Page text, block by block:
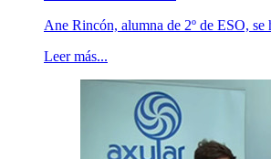
Ane Rincón, alumna de 2º de ESO,
Leer más...